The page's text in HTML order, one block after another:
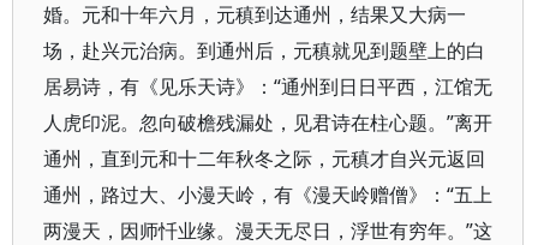
婚。元和十年六月，元稹到达通州，结果又大病一
场，赴兴元治病。到通州后，元稹就见到题壁上的白
居易诗，有《见乐天诗》：“通州到日日平西，江馆无
人虎印泥。忽向破檐残漏处，见君诗在柱心题。”离开
通州，直到元和十二年秋冬之际，元稹才自兴元返回
通州，路过大、小漫天岭，有《漫天岭赠僧》：“五上
两漫天，因师忏业缘。漫天无尽日，浮世有穷年。”这